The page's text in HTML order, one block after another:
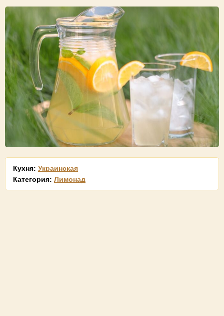
Кухня: Украинская
Категория: Лимонад